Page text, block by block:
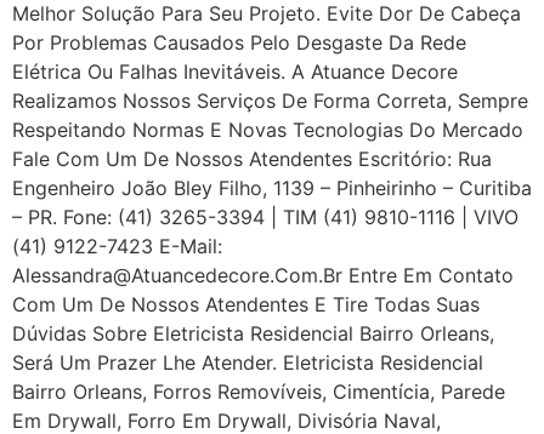
Melhor Solução Para Seu Projeto. Evite Dor De Cabeça
Por Problemas Causados Pelo Desgaste Da Rede
Elétrica Ou Falhas Inevitáveis. A Atuance Decore
Realizamos Nossos Serviços De Forma Correta, Sempre
Respeitando Normas E Novas Tecnologias Do Mercado
Fale Com Um De Nossos Atendentes Escritório: Rua
Engenheiro João Bley Filho, 1139 – Pinheirinho – Curitiba
– PR. Fone: (41) 3265-3394 | TIM (41) 9810-1116 | VIVO
(41) 9122-7423 E-Mail:
Alessandra@atuancedecore.com.br Entre Em Contato
Com Um De Nossos Atendentes E Tire Todas Suas
Dúvidas Sobre Eletricista Residencial Bairro Orleans,
Será Um Prazer Lhe Atender. Eletricista Residencial
Bairro Orleans, Forros Removíveis, Cimentícia, Parede
Em Drywall, Forro Em Drywall, Divisória Naval,